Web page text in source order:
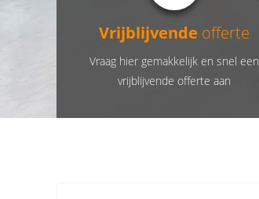
Vrijblijvende offerte
Vraag hier gemakkelijk en snel een
vrijblijvende offerte aan